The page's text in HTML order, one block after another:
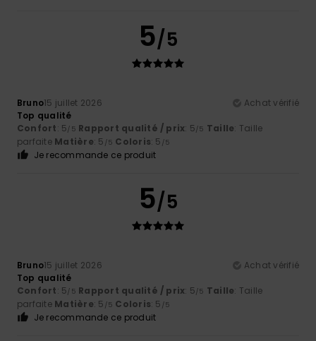
5/5
Bruno15 juillet 2026
Achat vérifié
Top qualité
Confort: 5/5 Rapport qualité / prix: 5/5 Taille: Taille
parfaite Matière: 5 /5 Coloris: 5 /5
Je recommande ce produit
5/5
Bruno15 juillet 2026
Achat vérifié
Top qualité
Confort: 5/5 Rapport qualité / prix: 5/5 Taille: Taille
parfaite Matière: 5 /5 Coloris: 5 /5
Je recommande ce produit